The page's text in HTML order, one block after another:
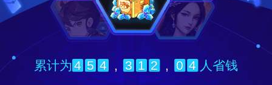
累计为 4 5 4 , 3 1 2 , 0 4 人省钱